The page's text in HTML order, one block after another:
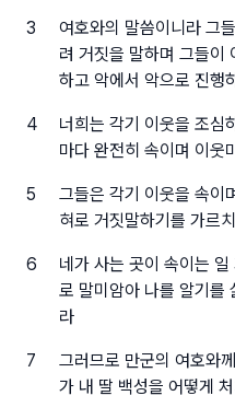
3
여호와의 말씀이니라 그
려 거짓을 말하며 그들이
하고 악에서 악으로 진행
4
너희는 각기 이웃을 조심
마다 완전히 속이며 이웃
5
그들은 각기 이웃을 속이
혀로 거짓말하기를 가르
6
네가 사는 곳이 속이는
로 말미암아 나를 알기를
라
7
그러므로 만군의 여호와
가 내 딸 백성을 어떻게